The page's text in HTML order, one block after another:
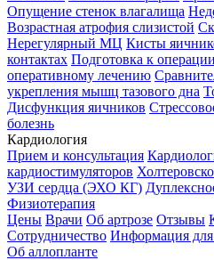
Опущение стенок влагалища
Возрастная атрофия слизистой
Нерегулярный МЦ Кисты
контактах Подготовка к операции
оперативному лечению
укрепления мышц тазового дна
Дисфункция яичников
болезнь
Кардиология
Прием и консультация
кардиостимуляторов
УЗИ сердца (ЭХО КГ)
Физиотерапия
Цены Врачи Об артрозе Отзывы
Сотрудничество Информация для
Об аллопланте